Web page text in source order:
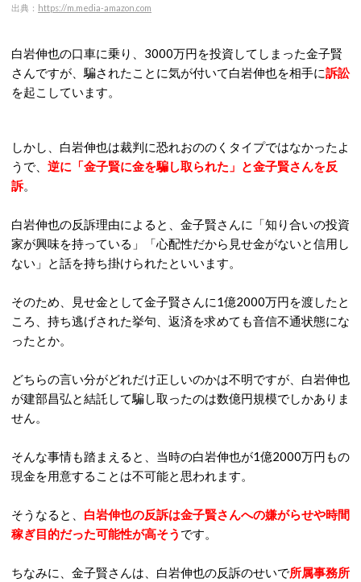
出典： https://m.media-amazon.com
白岩伸也の口車に乗り、3000万円を投資してしまった金子賢
さんですが、騙されたことに気が付いて白岩伸也を相手に訴訟
を起こしています。
しかし、白岩伸也は裁判に恐れおののくタイプではなかったよ
うで、 逆に「金子賢に金を騙し取られた」と金子賢さんを反
訴。
白岩伸也の反訴理由によると、金子賢さんに「知り合いの投資
家が興味を持っている」「心配性だから見せ金がないと信用し
ない」と話を持ち掛けられたといいます。
そのため、見せ金として金子賢さんに1億2000万円を渡したと
ころ、持ち逃げされた挙句、返済を求めても音信不通状態にな
ったとか。
どちらの言い分がどれだけ正しいのかは不明ですが、白岩伸也
が建部昌弘と結託して騙し取ったのは数億円規模でしかありま
せん。
そんな事情も踏まえると、当時の白岩伸也が1億2000万円もの
現金を用意することは不可能と思われます。
そうなると、 白岩伸也の反訴は金子賢さんへの嫌がらせや時間
稼ぎ目的だった可能性が高そう です。
ちなみに、金子賢さんは、白岩伸也の反訴のせいで所属事務所